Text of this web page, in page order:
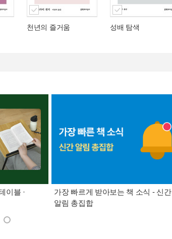
천년의 즐거움 성배 탐색
이블 ·
가장 빠르게 받아보는 책 소식 - 신간
알림 총집합